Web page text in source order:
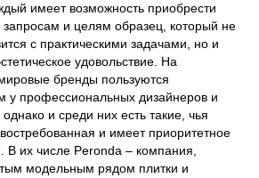
имеет возможность приобрести
запросам и целям образец, который не
с практическими задачами, но и
удовольствие. На
бренды пользуются
профессиональных дизайнеров и
и среди них есть такие, чья
и имеет приоритетное
В их числе Peronda – компания,
модельным рядом плитки и